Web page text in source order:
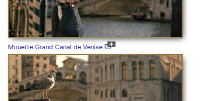
Mouette Grand Canal de Venise